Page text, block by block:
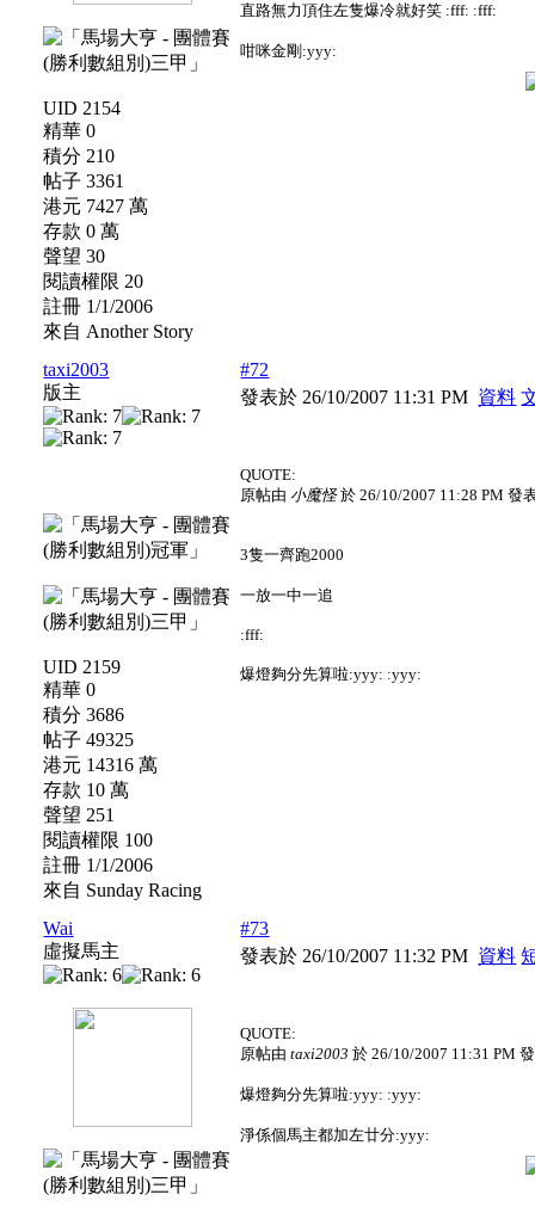
UID 2154
精華 0
積分 210
帖子 3361
港元 7427 萬
存款 0 萬
聲望 30
閱讀權限 20
註冊 1/1/2006
來自 Another Story
直路無力頂住左隻爆冷就好笑 :fff: :fff:
咁咪金剛:yyy:
taxi2003
版主
UID 2159
精華 0
積分 3686
帖子 49325
港元 14316 萬
存款 10 萬
聲望 251
閱讀權限 100
註冊 1/1/2006
來自 Sunday Racing
#72
發表於 26/10/2007 11:31 PM 資料
QUOTE:
原帖由 小魔怪於 26/10/2007 11:28 PM 發
3隻一齊跑2000
一放一中一追
:fff:
爆燈夠分先算啦:yyy: :yyy:
Wai
虛擬馬主
#73
發表於 26/10/2007 11:32 PM 資料
QUOTE:
原帖由taxi2003 於 26/10/2007 11:31 PM
爆燈夠分先算啦:yyy: :yyy:
淨係個馬主都加左廿分:yyy: